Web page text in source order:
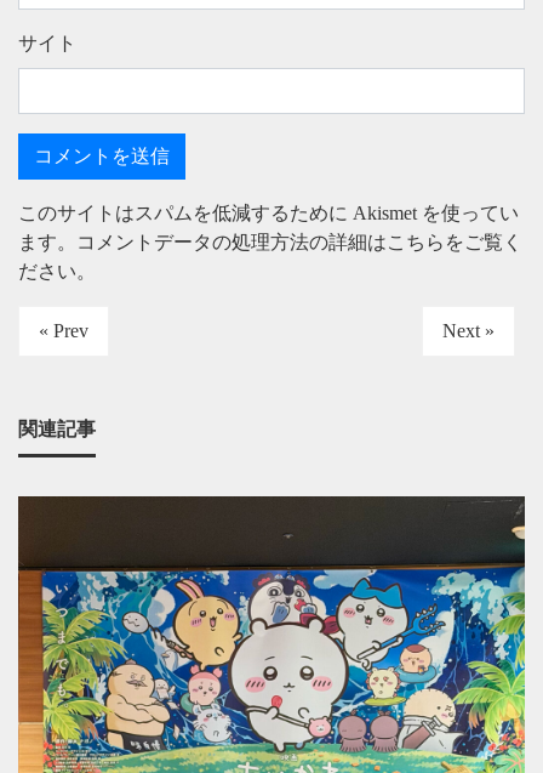
サイト
このサイトはスパムを低減するために Akismet を使ってい
ます。
コメントデータの処理方法の詳細はこちらをご覧く
ださい。
« Prev Next »
関連記事